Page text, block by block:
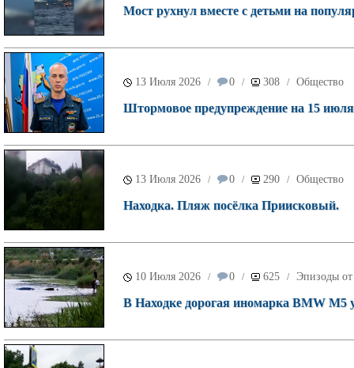
Мост рухнул вместе с детьми на
13 Июля 2026 / 0 / 308 / Общество
Штормовое предупреждение на 15
13 Июля 2026 / 0 / 290 / Общество
Находка. Пляж посёлка Приисковый.
10 Июля 2026 / 0 / 625 / Эпизоды от
В Находке дорогая иномарка BMW M5